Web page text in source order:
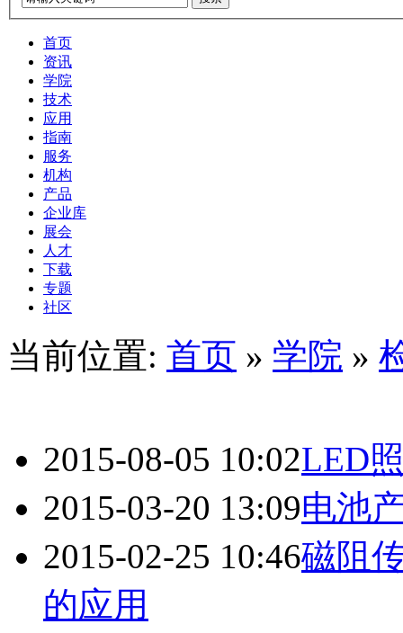
首页
资讯
学院
技术
应用
指南
服务
机构
产品
企业库
展会
人才
下载
专题
社区
当前位置: 首页 » 学院 »
2015-08-05 10:02LED
2015-03-20 13:09电池
2015-02-25 10:46磁阻
的应用